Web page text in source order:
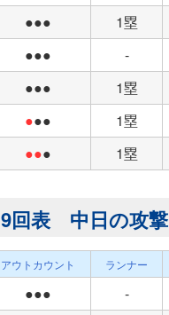
●●●
1塁
●●●
-
●●●
1塁
●●● 1塁
●●● 1塁
9回表 中日の攻撃
アウトカウント ランナー
●●● -